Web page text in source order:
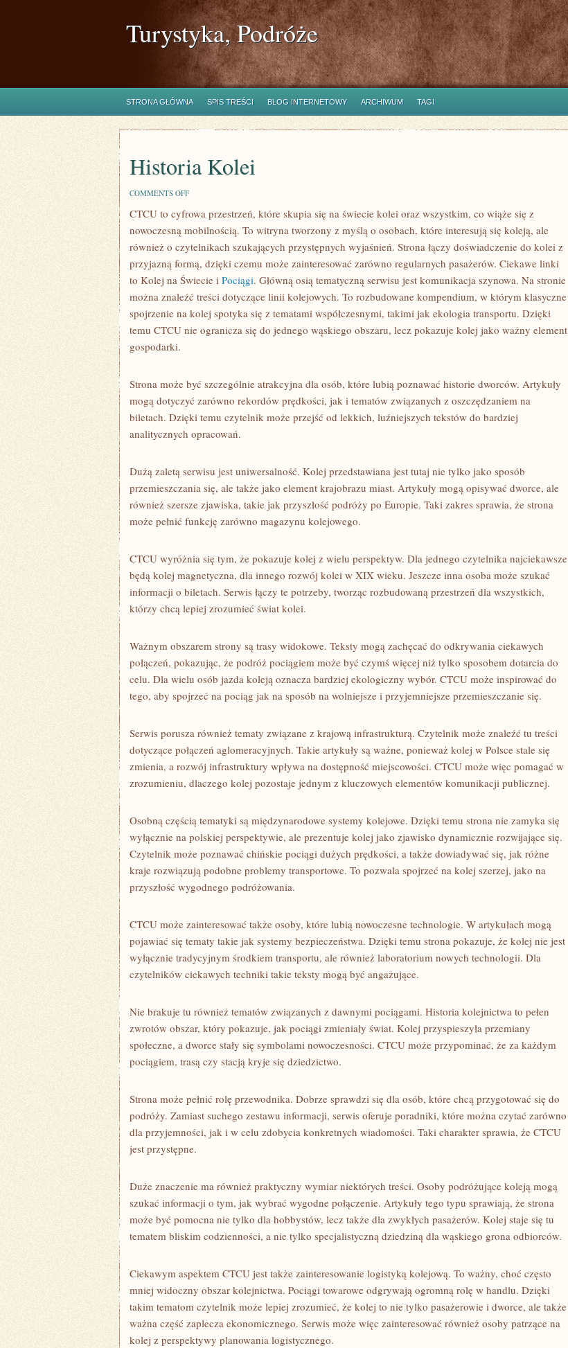
Turystyka, Podróże
STRONA GŁÓWNA SPIS TREŚCI BLOG INTERNETOWY ARCHIWUM TAGI
Historia Kolei
COMMENTS OFFON
KOLEI
CTCU to cyfrowa przestrzeń, które skupia się na świecie kolei oraz wszystkim, co wiąże się z
nowoczesną mobilnością. To witryna tworzony z myślą o osobach, które interesują się koleją, ale
również o czytelnikach szukających przystępnych wyjaśnień. Strona łączy doświadczenie do kolei z
przyjazną formą, dzięki czemu może zainteresować zarówno regularnych pasażerów. Ciekawe linki
to Kolej na Świecie i Pociągi. Główną osią tematyczną serwisu jest komunikacja szynowa. Na stronie
można znaleźć treści dotyczące linii kolejowych. To rozbudowane kompendium, w którym klasyczne
spojrzenie na kolej spotyka się z tematami współczesnymi, takimi jak ekologia transportu. Dzięki
temu CTCU nie ogranicza się do jednego wąskiego obszaru, lecz pokazuje kolej jako ważny element
gospodarki.
Strona może być szczególnie atrakcyjna dla osób, które lubią poznawać historie dworców. Artykuły
mogą dotyczyć zarówno rekordów prędkości, jak i tematów związanych z oszczędzaniem na
biletach. Dzięki temu czytelnik może przejść od lekkich, luźniejszych tekstów do bardziej
analitycznych opracowań.
Dużą zaletą serwisu jest uniwersalność. Kolej przedstawiana jest tutaj nie tylko jako sposób
przemieszczania się, ale także jako element krajobrazu miast. Artykuły mogą opisywać dworce, ale
również szersze zjawiska, takie jak przyszłość podróży po Europie. Taki zakres sprawia, że strona
może pełnić funkcję zarówno magazynu kolejowego.
CTCU wyróżnia się tym, że pokazuje kolej z wielu perspektyw. Dla jednego czytelnika najciekawsze
będą kolej magnetyczna, dla innego rozwój kolei w XIX wieku. Jeszcze inna osoba może szukać
informacji o biletach. Serwis łączy te potrzeby, tworząc rozbudowaną przestrzeń dla wszystkich,
którzy chcą lepiej zrozumieć świat kolei.
Ważnym obszarem strony są trasy widokowe. Teksty mogą zachęcać do odkrywania ciekawych
połączeń, pokazując, że podróż pociągiem może być czymś więcej niż tylko sposobem dotarcia do
celu. Dla wielu osób jazda koleją oznacza bardziej ekologiczny wybór. CTCU może inspirować do
tego, aby spojrzeć na pociąg jak na sposób na wolniejsze i przyjemniejsze przemieszczanie się.
Serwis porusza również tematy związane z krajową infrastrukturą. Czytelnik może znaleźć tu treści
dotyczące połączeń aglomeracyjnych. Takie artykuły są ważne, ponieważ kolej w Polsce stale się
zmienia, a rozwój infrastruktury wpływa na dostępność miejscowości. CTCU może więc pomagać w
zrozumieniu, dlaczego kolej pozostaje jednym z kluczowych elementów komunikacji publicznej.
Osobną częścią tematyki są międzynarodowe systemy kolejowe. Dzięki temu strona nie zamyka się
wyłącznie na polskiej perspektywie, ale prezentuje kolej jako zjawisko dynamicznie rozwijające się.
Czytelnik może poznawać chińskie pociągi dużych prędkości, a także dowiadywać się, jak różne
kraje rozwiązują podobne problemy transportowe. To pozwala spojrzeć na kolej szerzej, jako na
przyszłość wygodnego podróżowania.
CTCU może zainteresować także osoby, które lubią nowoczesne technologie. W artykułach mogą
pojawiać się tematy takie jak systemy bezpieczeństwa. Dzięki temu strona pokazuje, że kolej nie jest
wyłącznie tradycyjnym środkiem transportu, ale również laboratorium nowych technologii. Dla
czytelników ciekawych techniki takie teksty mogą być angażujące.
Nie brakuje tu również tematów związanych z dawnymi pociągami. Historia kolejnictwa to pełen
zwrotów obszar, który pokazuje, jak pociągi zmieniały świat. Kolej przyspieszyła przemiany
społeczne, a dworce stały się symbolami nowoczesności. CTCU może przypominać, że za każdym
pociągiem, trasą czy stacją kryje się dziedzictwo.
Strona może pełnić rolę przewodnika. Dobrze sprawdzi się dla osób, które chcą przygotować się do
podróży. Zamiast suchego zestawu informacji, serwis oferuje poradniki, które można czytać zarówno
dla przyjemności, jak i w celu zdobycia konkretnych wiadomości. Taki charakter sprawia, że CTCU
jest przystępne.
Duże znaczenie ma również praktyczny wymiar niektórych treści. Osoby podróżujące koleją mogą
szukać informacji o tym, jak wybrać wygodne połączenie. Artykuły tego typu sprawiają, że strona
może być pomocna nie tylko dla hobbystów, lecz także dla zwykłych pasażerów. Kolej staje się tu
tematem bliskim codzienności, a nie tylko specjalistyczną dziedziną dla wąskiego grona odbiorców.
Ciekawym aspektem CTCU jest także zainteresowanie logistyką kolejową. To ważny, choć często
mniej widoczny obszar kolejnictwa. Pociągi towarowe odgrywają ogromną rolę w handlu. Dzięki
takim tematom czytelnik może lepiej zrozumieć, że kolej to nie tylko pasażerowie i dworce, ale także
ważna część zaplecza ekonomicznego. Serwis może więc zainteresować również osoby patrzące na
kolej z perspektywy planowania logistycznego.